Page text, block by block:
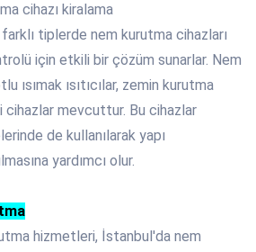
cihazı kiralama
tiplerde nem kurutma cihazları
için etkili bir çözüm sunarlar. Nem
ısımak ısıtıcılar, zemin kurutma
cihazlar mevcuttur. Bu cihazlar
de kullanılarak yapı
yardımcı olur.
hizmetleri, İstanbul'da nem